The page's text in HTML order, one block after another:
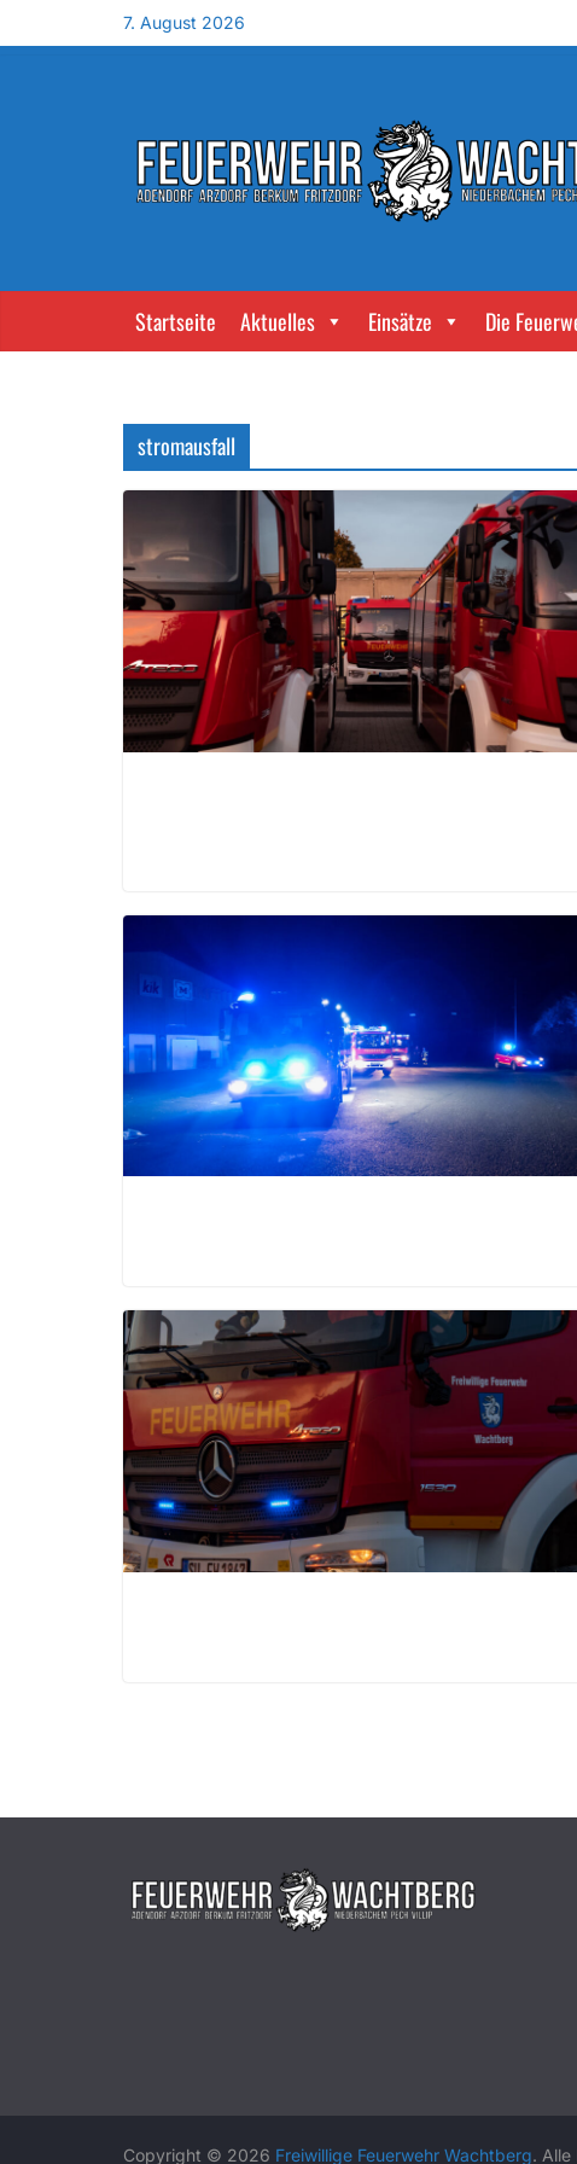
7. August 2026
Startseite Aktuelles Einsätze Die
stromausfall
Copyright © 2026 Freiwillige Feuerwehr Wachtberg. Alle